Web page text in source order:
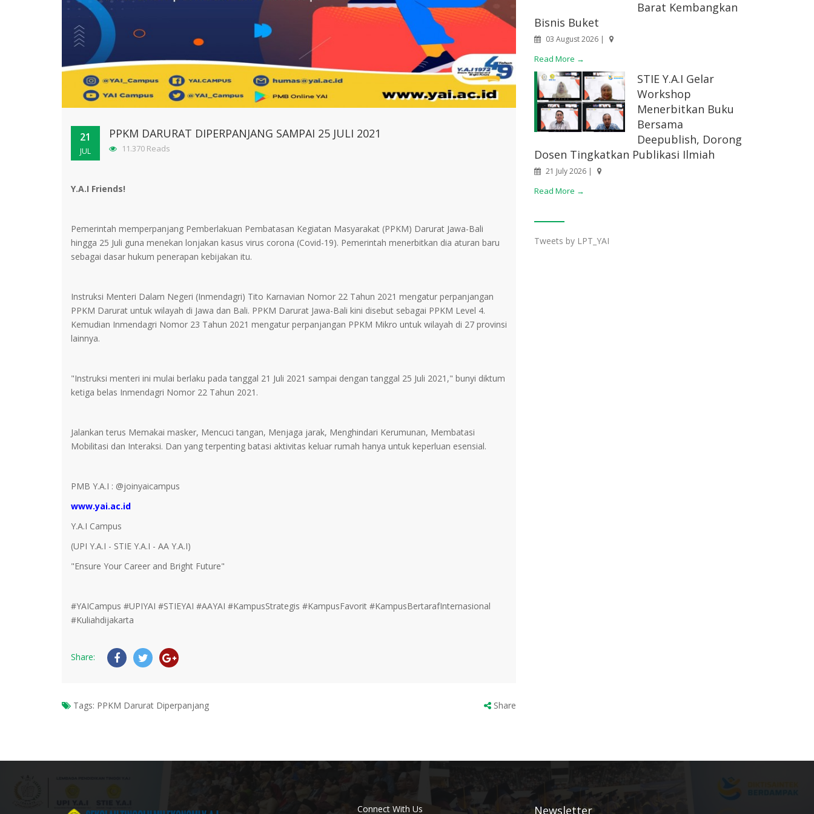
21
JUL
PPKM DARURAT DIPERPANJANG SAMPAI 25 JULI 2021
11.370 Reads
Y.A.I Friends!
Pemerintah memperpanjang Pemberlakuan Pembatasan Kegiatan Masyarakat (PPKM) Darurat Jawa-Bali
hingga 25 Juli guna menekan lonjakan kasus virus corona (Covid-19). Pemerintah menerbitkan dia aturan baru
sebagai dasar hukum penerapan kebijakan itu.
Instruksi Menteri Dalam Negeri (Inmendagri) Tito Karnavian Nomor 22 Tahun 2021 mengatur perpanjangan
PPKM Darurat untuk wilayah di Jawa dan Bali. PPKM Darurat Jawa-Bali kini disebut sebagai PPKM Level 4.
Kemudian Inmendagri Nomor 23 Tahun 2021 mengatur perpanjangan PPKM Mikro untuk wilayah di 27 provinsi
lainnya.
"Instruksi menteri ini mulai berlaku pada tanggal 21 Juli 2021 sampai dengan tanggal 25 Juli 2021," bunyi diktum
ketiga belas Inmendagri Nomor 22 Tahun 2021.
Jalankan terus Memakai masker, Mencuci tangan, Menjaga jarak, Menghindari Kerumunan, Membatasi
Mobilitasi dan Interaksi. Dan yang terpenting batasi aktivitas keluar rumah hanya untuk keperluan esensial.
PMB Y.A.I : @joinyaicampus
www.yai.ac.id
Y.A.I Campus
(UPI Y.A.I - STIE Y.A.I - AA Y.A.I)
"Ensure Your Career and Bright Future"
#YAICampus #UPIYAI #STIEYAI #AAYAI #KampusStrategis #KampusFavorit #KampusBertarafInternasional
#Kuliahdijakarta
Share:
Tags: PPKM Darurat Diperpanjang Share
Barat Kembangkan
Bisnis Buket
03 August 2026 |
Read More →
STIE Y.A.I Gelar
Workshop
Menerbitkan Buku
Bersama
Deepublish, Dorong
Dosen Tingkatkan Publikasi Ilmiah
21 July 2026 |
Read More →
Tweets by LPT_YAI
Connect With Us Newsletter